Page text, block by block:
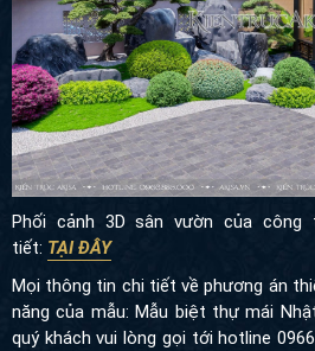
Phối cảnh 3D sân vườn của
tiết: TẠI ĐÂY
Mọi thông tin chi tiết về phương án
năng của mẫu: Mẫu biệt thự mái
quý khách vui lòng gọi tới hotline